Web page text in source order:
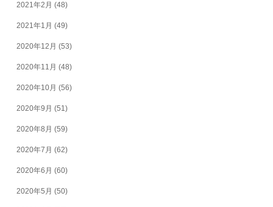
2021年2月 (48)
2021年1月 (49)
2020年12月 (53)
2020年11月 (48)
2020年10月 (56)
2020年9月 (51)
2020年8月 (59)
2020年7月 (62)
2020年6月 (60)
2020年5月 (50)